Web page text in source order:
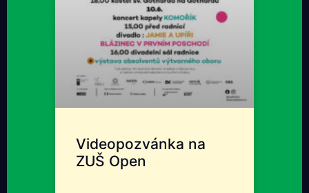
Videopozvánka na
ZUŠ Open